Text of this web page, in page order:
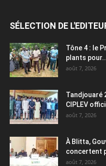
SÉLECTION DE
Tône 4 : le
plants
août 7, 2026
Tandjouaré
CIPLEV
août 7, 2026
À Blitta,
concertent
août 7, 2026